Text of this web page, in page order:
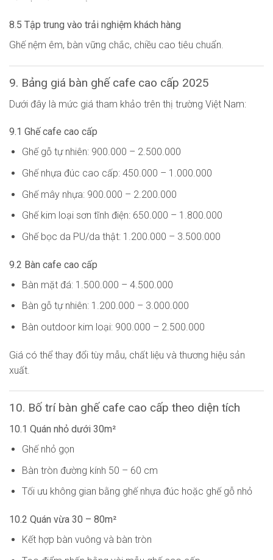
8.5 Tập trung vào trải nghiệm khách hàng
Ghế nệm êm, bàn vững chắc, chiều cao tiêu chuẩn.
9. Bảng giá bàn ghế cafe cao cấp 2025
Dưới đây là mức giá tham khảo trên thị trường Việt Nam:
9.1 Ghế cafe cao cấp
Ghế gỗ tự nhiên: 900.000 – 2.500.000
Ghế nhựa đúc cao cấp: 450.000 – 1.000.000
Ghế mây nhựa: 900.000 – 2.200.000
Ghế kim loại sơn tĩnh điện: 650.000 – 1.800.000
Ghế bọc da PU/da thật: 1.200.000 – 3.500.000
9.2 Bàn cafe cao cấp
Bàn mặt đá: 1.500.000 – 4.500.000
Bàn gỗ tự nhiên: 1.200.000 – 3.000.000
Bàn outdoor kim loại: 900.000 – 2.500.000
Giá có thể thay đổi tùy mẫu, chất liệu và thương hiệu sản
xuất.
10. Bố trí bàn ghế cafe cao cấp theo diện tích
10.1 Quán nhỏ dưới 30m²
Ghế nhỏ gọn
Bàn tròn đường kính 50 – 60 cm
Tối ưu không gian bằng ghế nhựa đúc hoặc ghế gỗ nhỏ
10.2 Quán vừa 30 – 80m²
Kết hợp bàn vuông và bàn tròn